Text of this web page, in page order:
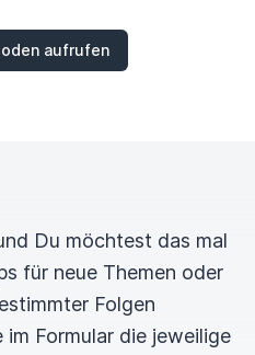
aufrufen
Du möchtest das mal
für neue Themen oder
Folgen
Formular die jeweilige